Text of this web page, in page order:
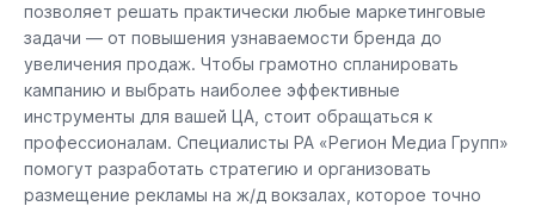
позволяет решать практически любые маркетинговые
задачи — от повышения узнаваемости бренда до
увеличения продаж. Чтобы грамотно спланировать
кампанию и выбрать наиболее эффективные
инструменты для вашей ЦА, стоит обращаться к
профессионалам. Специалисты РА «Регион Медиа Групп»
помогут разработать стратегию и организовать
размещение рекламы на ж/д вокзалах, которое точно